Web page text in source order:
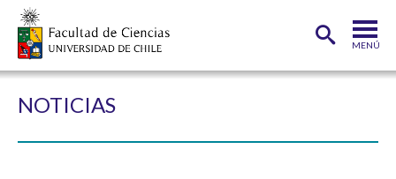
MENÚ
NOTICIAS